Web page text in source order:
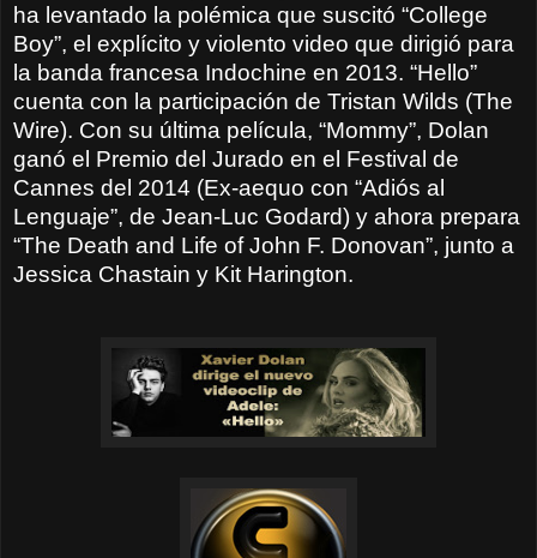
ha levantado la polémica que suscitó “College
Boy”, el explícito y violento video que dirigió para
la banda francesa Indochine en 2013. “Hello”
cuenta con la participación de Tristan Wilds (The
Wire). Con su última película, “Mommy”, Dolan
ganó el Premio del Jurado en el Festival de
Cannes del 2014 (Ex-aequo con “Adiós al
Lenguaje”, de Jean-Luc Godard) y ahora prepara
“The Death and Life of John F. Donovan”, junto a
Jessica Chastain y Kit Harington.